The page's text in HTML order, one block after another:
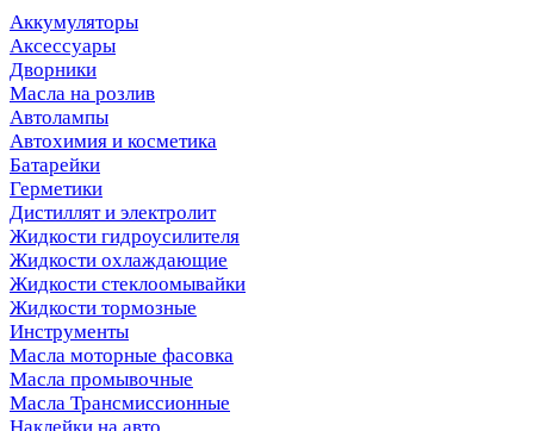
Аккумуляторы
Аксессуары
Дворники
Масла на розлив
Автолампы
Автохимия и косметика
Батарейки
Герметики
Дистиллят и электролит
Жидкости гидроусилителя
Жидкости охлаждающие
Жидкости стеклоомывайки
Жидкости тормозные
Инструменты
Масла моторные фасовка
Масла промывочные
Масла Трансмиссионные